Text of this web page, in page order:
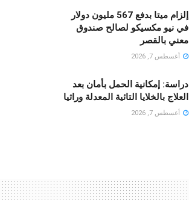
إلزام ميتا بدفع 567 مليون دولار
في نيو مكسيكو لصالح صندوق
معني بالقصر
أغسطس 7, 2026
دراسة: إمكانية الحمل بأمان بعد
العلاج بالخلايا التائية المعدلة وراثيا
أغسطس 7, 2026